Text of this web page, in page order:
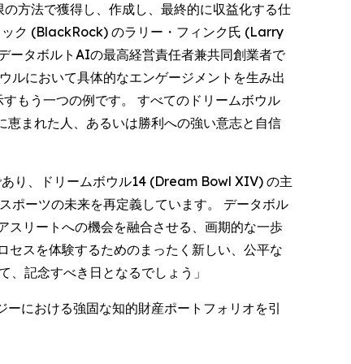
方法で獲得し、作成し、最終的に収益化する仕
ク (BlackRock) のラリー・フィンク氏 (Larry
ータボルトAIの最高経営責任者兼共同創業者で
において具体的なエンゲージメントを生み出
もう一つの例です。 すべてのドリームボウル
まれた人、あるいは勝利への強い意志と自信
り、ドリームボウル14 (Dream Bowl XIV) の主
ポーツの未来を再定義しています。 データボル
スリートへの機会を融合させる、画期的な一歩
セスを体験するためのまったく新しい、公平な
記念すべき日となるでしょう」
における強固な知的財産ポートフォリオを引